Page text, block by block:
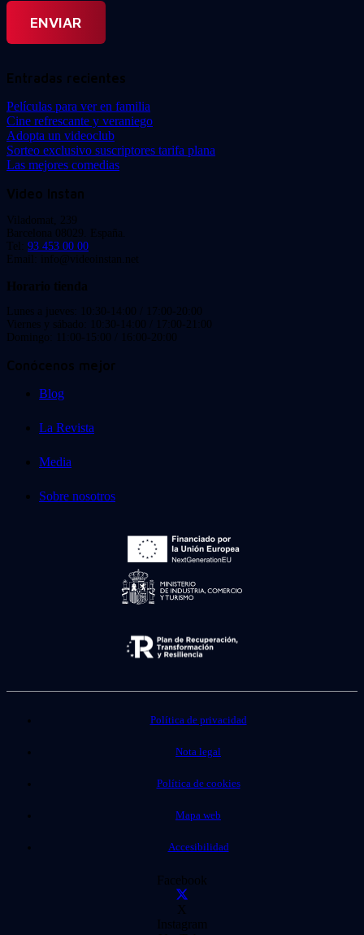
Entradas recientes
Películas para ver en familia
Cine refrescante y veraniego
Adopta un videoclub
Sorteo exclusivo suscriptores tarifa plana
Las mejores comedias
Video Instan
Viladomat, 239
Barcelona 08029. España.
Tel: 93 453 00 00
Email: info@videoinstan.net
Horario tienda
Lunes a jueves: 10:30-14:00 / 17:00-20:00
Viernes y sábado: 10:30-14:00 / 17:00-21:00
Domingo: 11:00-15:00 / 16:00-20:00
Conócenos mejor
Blog
La Revista
Media
Sobre nosotros
Política de privacidad
Nota legal
Política de cookies
Mapa web
Accesibilidad
Facebook
X
Instagram